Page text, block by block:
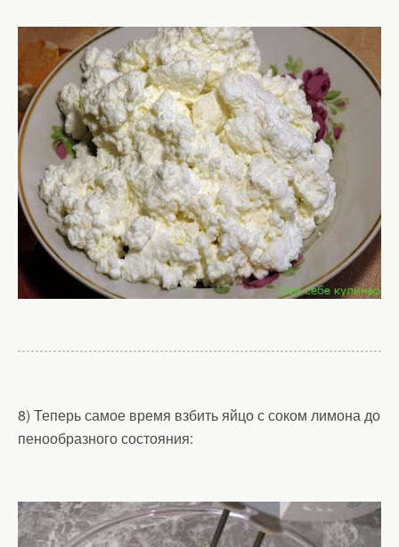
8) Теперь самое время взбить яйцо с соком лимона до
пенообразного состояния: